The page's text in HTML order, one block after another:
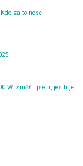
za to nese
W. Změřil jsem, jestli je